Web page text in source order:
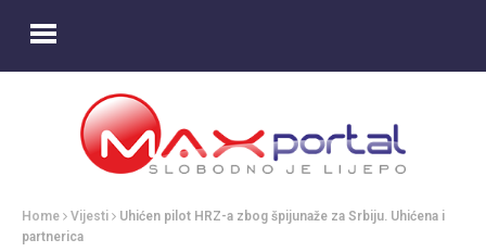
Home Vijesti
Uhićen pilot HRZ-a zbog špijunaže za Srbiju. Uhićena i
partnerica